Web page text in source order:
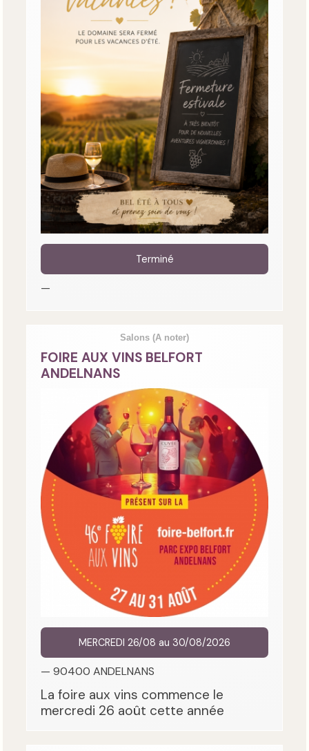
Terminé
—
Salons (A noter)
FOIRE AUX VINS BELFORT
ANDELNANS
MERCREDI 26/08 au 30/08/2026
— 90400 ANDELNANS
La foire aux vins commence le
mercredi 26 août cette année